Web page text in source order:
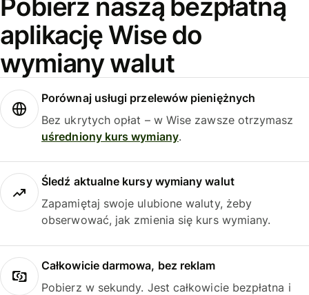
Pobierz naszą bezpłatną
aplikację Wise do
wymiany walut
Porównaj usługi przelewów pieniężnych
Bez ukrytych opłat – w Wise zawsze otrzymasz
uśredniony kurs wymiany.
Śledź aktualne kursy wymiany walut
Zapamiętaj swoje ulubione waluty, żeby
obserwować, jak zmienia się kurs wymiany.
Całkowicie darmowa, bez reklam
Pobierz w sekundy. Jest całkowicie bezpłatna i